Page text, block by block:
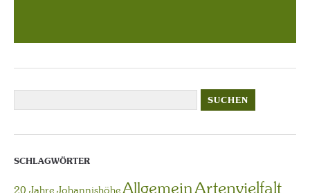
SCHLAGWÖRTER
AllgemeinArtenvielfalt